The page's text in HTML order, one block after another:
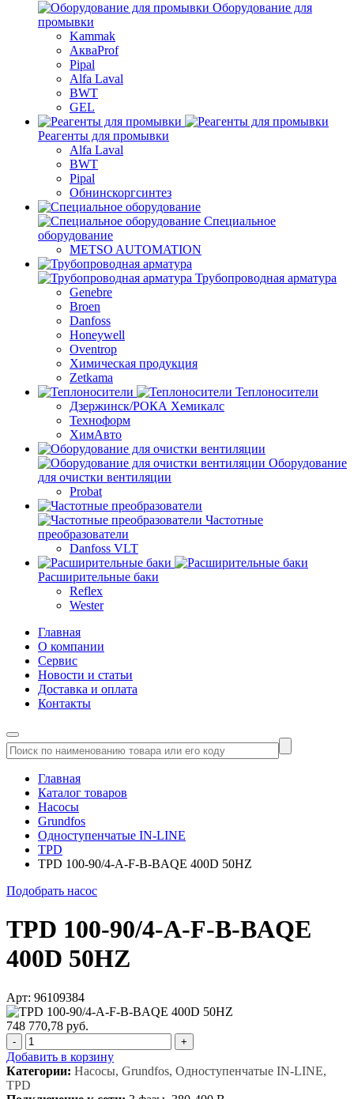
Оборудование для
промывки
Kammak
АкваProf
Pipal
Alfa Laval
BWT
GEL
Реагенты для промывки
Alfa Laval
BWT
Pipal
Обнинскоргсинтез
Специальное
оборудование
METSO AUTOMATION
Трубопроводная арматура
Genebre
Broen
Danfoss
Honeywell
Oventrop
Химическая продукция
Zetkama
Теплоносители
Дзержинск/РОКА Хемикалс
Техноформ
ХимАвто
Оборудование
для очистки вентиляции
Probat
Частотные
преобразователи
Danfoss VLT
Расширительные баки
Reflex
Wester
Главная
О компании
Сервис
Новости и статьи
Доставка и оплата
Контакты
Главная
Каталог товаров
Насосы
Grundfos
Одноступенчатые IN-LINE
TPD
TPD 100-90/4-A-F-B-BAQE 400D 50HZ
Подобрать насос
TPD 100-90/4-A-F-B-BAQE
400D 50HZ
Арт: 96109384
748 770,78 руб.
- +
Добавить в корзину
Категории: Насосы, Grundfos, Одноступенчатые IN-LINE,
TPD